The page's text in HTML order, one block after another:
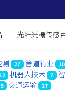
光纤光栅传感
27 管道行业 10
机器人技术 7
5 交通运输 27